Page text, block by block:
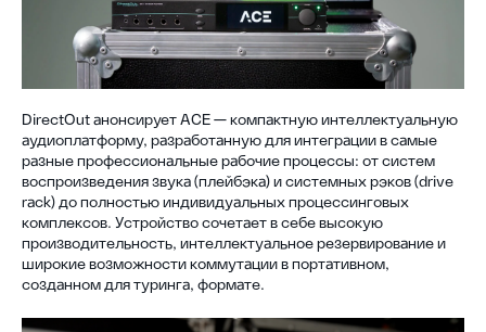
DirectOut анонсирует ACE — компактную интеллектуальную
аудиоплатформу, разработанную для интеграции в самые
разные профессиональные рабочие процессы: от систем
воспроизведения звука (плейбэка) и системных рэков (drive
rack) до полностью индивидуальных процессинговых
комплексов. Устройство сочетает в себе высокую
производительность, интеллектуальное резервирование и
широкие возможности коммутации в портативном,
созданном для туринга, формате.